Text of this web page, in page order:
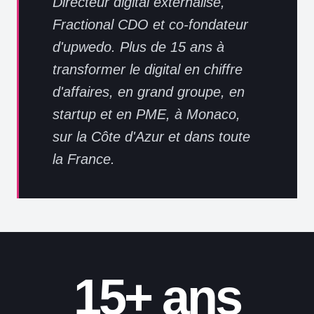
(Adevinta).
stratégie digitale
transformation numérique
audit digital
upwedo.
SEO
direction digitale
30 experts seniors
Stratégie digitale
AEO
e-commerce
Fractional CDO et co-fondateur
d'upwedo. Plus de 15 ans à
transformer le digital en chiffre
d'affaires, en grand groupe, en
startup et en PME, à Monaco,
sur la Côte d'Azur et dans toute
la France.
15+ ans